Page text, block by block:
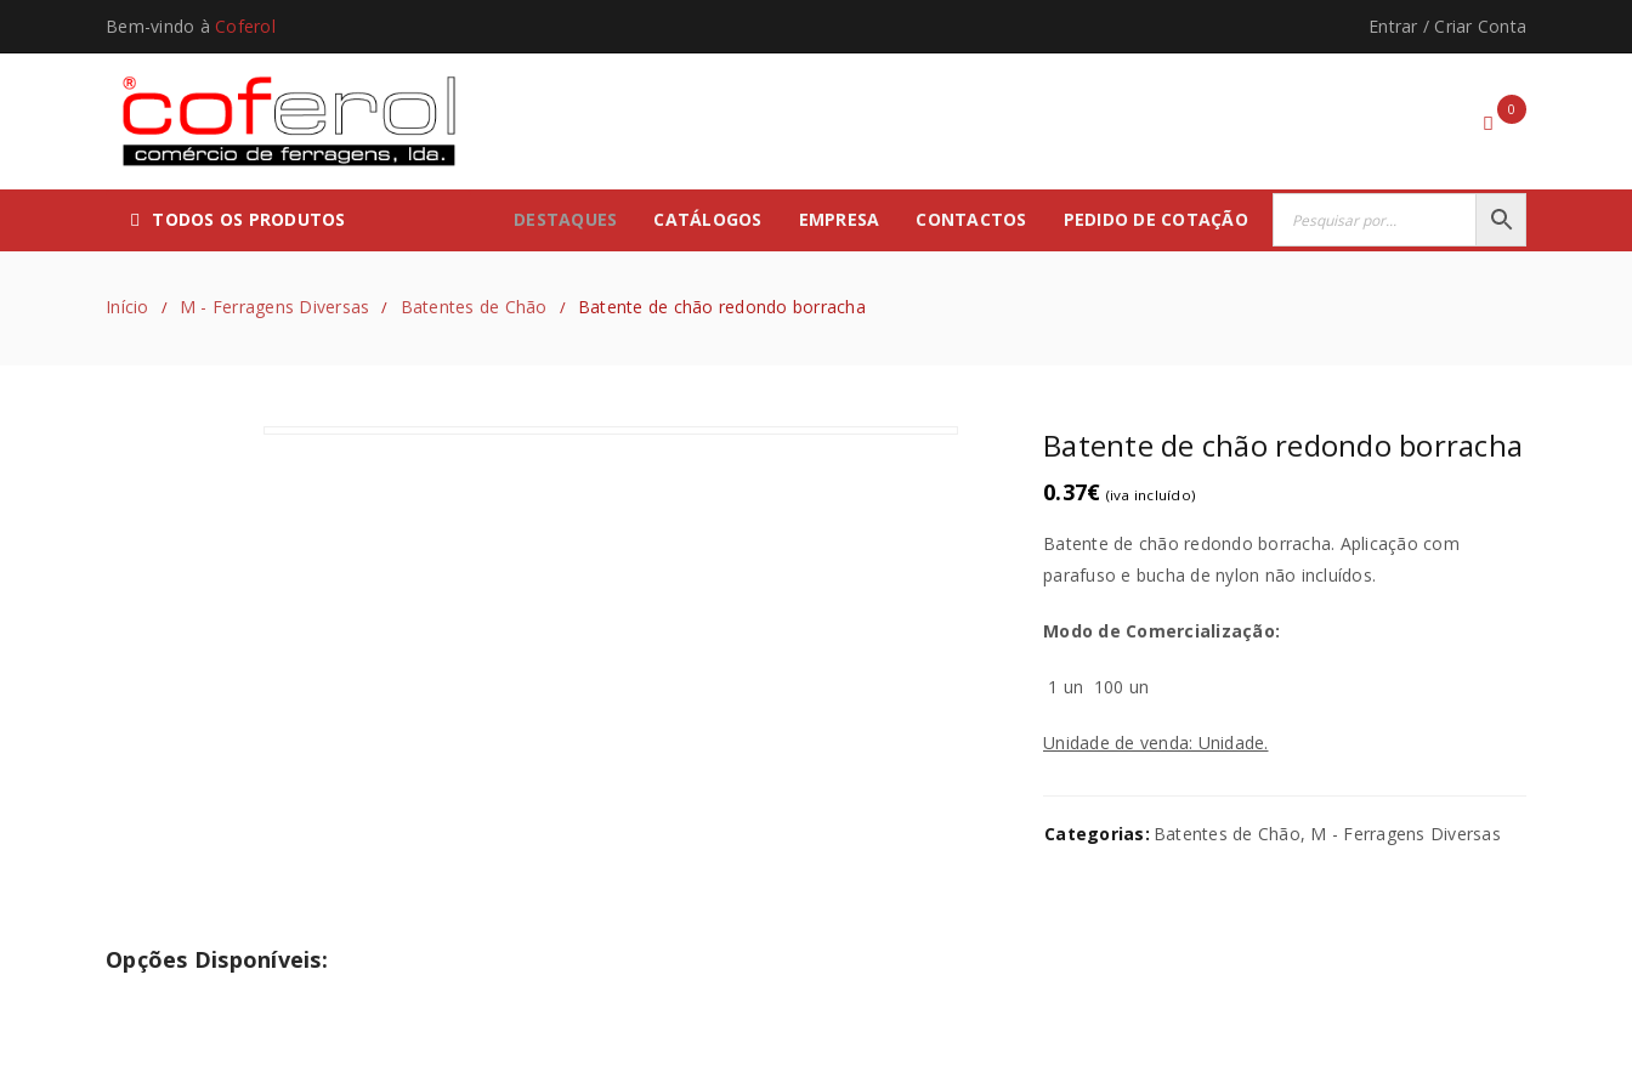
PERDEU A SUA SENHA?
REGISTAR NOVA CONTA
A ligação para definir uma nova senha será enviada para o seu
Os seus dados pessoais serão utilizados para melhorar a sua
Bem-vindo à Coferol Entrar / Criar Conta
0
TODOS OS PRODUTOS DESTAQUES CATÁLOGOS EMPRESA CONTACTOS PEDIDO DE COTAÇÃO
Início / M - Ferragens Diversas / Batentes de Chão / Batente de chão redondo borracha
Batente de chão redondo borracha
0.37€ (iva incluído)
Batente de chão redondo borracha. Aplicação com
parafuso e bucha de nylon não incluídos.
Modo de Comercialização:
1 un 100 un
Unidade de venda: Unidade.
Categorias: Batentes de Chão, M - Ferragens Diversas
Opções Disponíveis: